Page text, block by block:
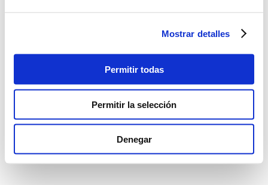
Mostrar detalles
Permitir todas
Permitir la selección
Denegar